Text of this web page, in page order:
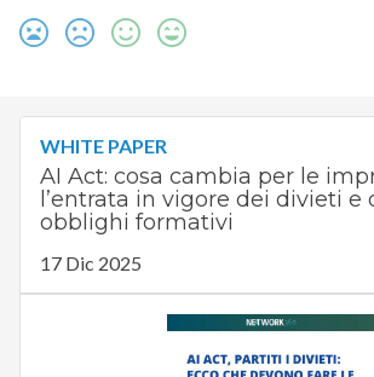
WHITE PAPER
AI Act: cosa cambia per le
l’entrata in vigore dei divieti e
obblighi formativi
17 Dic 2025